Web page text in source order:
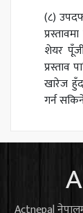
(८)
शेयर
प्रस्ताव
खारेज
गर्न